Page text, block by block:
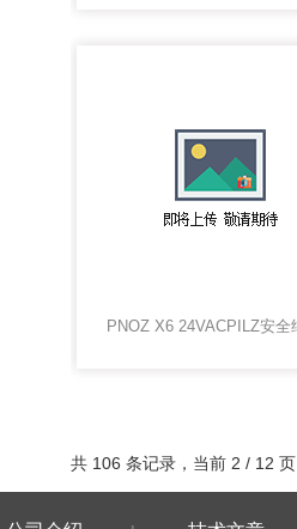
共 106 条记录，当前 2 / 12 页